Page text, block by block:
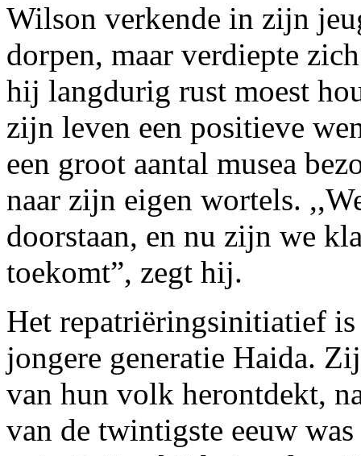
Wilson verkende in zijn
dorpen, maar verdiepte
hij langdurig rust moest
zijn leven een positieve
een groot aantal musea
naar zijn eigen wortels.
doorstaan, en nu zijn we
toekomt”, zegt hij.
Het repatriëringsinitiatief is
jongere generatie Haida.
van hun volk herontdekt,
van de twintigste eeuw